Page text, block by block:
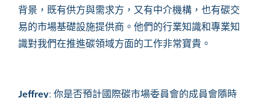
背景，既有供方與需求方，又有中介機構，也有碳交
易的市場基礎設施提供商。他們的行業知識和專業知
識對我們在推進碳領域方面的工作非常寶貴。
Jeffrey: 你是否預計國際碳市場委員會的成員會隨時